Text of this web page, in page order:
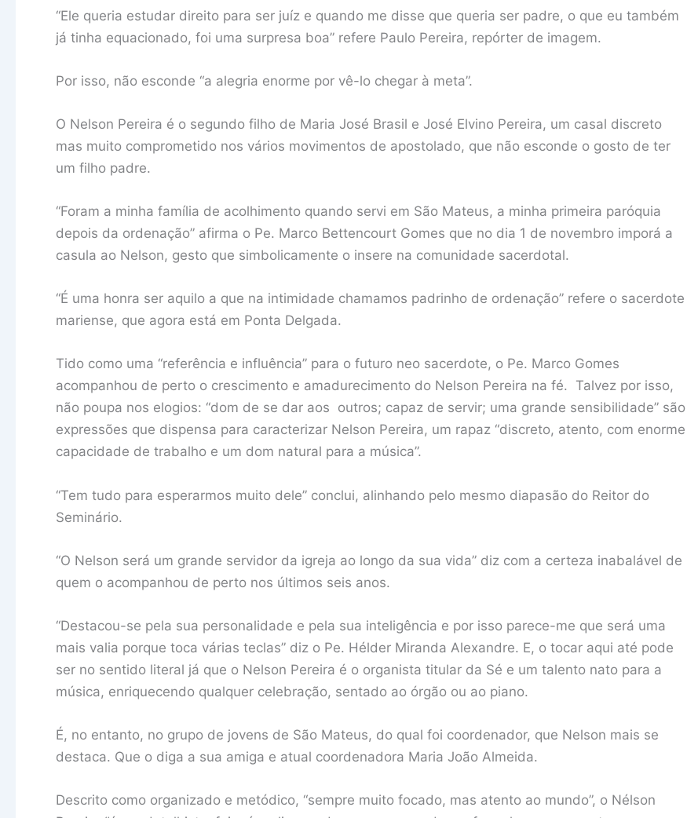
“Ele queria estudar direito para ser juíz e quando me disse que queria ser padre, o que eu também
já tinha equacionado, foi uma surpresa boa” refere Paulo Pereira, repórter de imagem.
Por isso, não esconde “a alegria enorme por vê-lo chegar à meta”.
O Nelson Pereira é o segundo filho de Maria José Brasil e José Elvino Pereira, um casal discreto
mas muito comprometido nos vários movimentos de apostolado, que não esconde o gosto de ter
um filho padre.
“Foram a minha família de acolhimento quando servi em São Mateus, a minha primeira paróquia
depois da ordenação” afirma o Pe. Marco Bettencourt Gomes que no dia 1 de novembro imporá a
casula ao Nelson, gesto que simbolicamente o insere na comunidade sacerdotal.
“É uma honra ser aquilo a que na intimidade chamamos padrinho de ordenação” refere o sacerdote
mariense, que agora está em Ponta Delgada.
Tido como uma “referência e influência” para o futuro neo sacerdote, o Pe. Marco Gomes
acompanhou de perto o crescimento e amadurecimento do Nelson Pereira na fé. Talvez por isso,
não poupa nos elogios: “dom de se dar aos outros; capaz de servir; uma grande sensibilidade” são
expressões que dispensa para caracterizar Nelson Pereira, um rapaz “discreto, atento, com enorme
capacidade de trabalho e um dom natural para a música”.
“Tem tudo para esperarmos muito dele” conclui, alinhando pelo mesmo diapasão do Reitor do
Seminário.
“O Nelson será um grande servidor da igreja ao longo da sua vida” diz com a certeza inabalável de
quem o acompanhou de perto nos últimos seis anos.
“Destacou-se pela sua personalidade e pela sua inteligência e por isso parece-me que será uma
mais valia porque toca várias teclas” diz o Pe. Hélder Miranda Alexandre. E, o tocar aqui até pode
ser no sentido literal já que o Nelson Pereira é o organista titular da Sé e um talento nato para a
música, enriquecendo qualquer celebração, sentado ao órgão ou ao piano.
É, no entanto, no grupo de jovens de São Mateus, do qual foi coordenador, que Nelson mais se
destaca. Que o diga a sua amiga e atual coordenadora Maria João Almeida.
Descrito como organizado e metódico, “sempre muito focado, mas atento ao mundo”, o Nélson